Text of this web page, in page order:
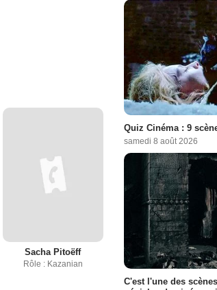
Sacha Pitoëff
Rôle : Kazanian
Quiz Cinéma : 9
samedi 8 août 2026
C'est l'une des